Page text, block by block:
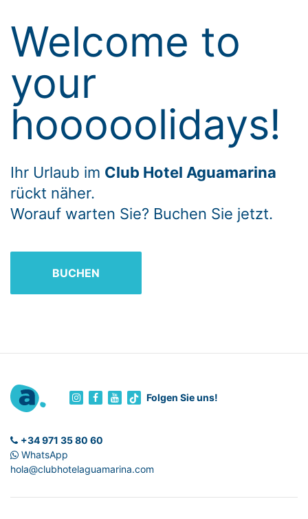
Welcome to
your
hooooolidays!
Ihr Urlaub im Club Hotel Aguamarina
rückt näher.
Worauf warten Sie? Buchen Sie jetzt.
BUCHEN
Folgen Sie uns!
+34 971 35 80 60
WhatsApp
hola@clubhotelaguamarina.com